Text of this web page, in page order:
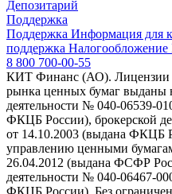
Депозитарий
Поддержка
Поддержка Информация для
поддержка Налогообложение
8 800 700-00-55
КИТ Финанс (АО). Лицензии
рынка ценных бумаг выданы
деятельности № 040-06539-
ФКЦБ России), брокерской
от 14.10.2003 (выдана ФКЦБ
управлению ценными
26.04.2012 (выдана ФСФР
деятельности № 040-06467-
ФКЦБ России). Без